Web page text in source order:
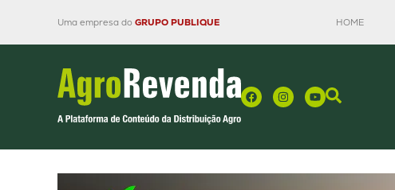
Uma empresa do GRUPO PUBLIQUE HOME